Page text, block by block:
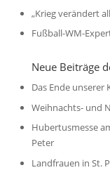
„Krieg verändert
Fußball-WM-
Neue Beiträge
Das Ende
Weihnachts- und
Hubertusmesse
Peter
Landfrauen in St.